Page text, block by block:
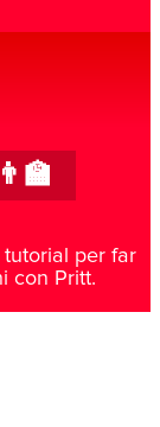
per far
con Pritt.